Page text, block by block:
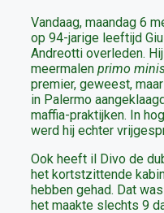
Vandaag, maandag 6
op 94-jarige leeftijd
Andreotti overleden.
meermalen primo
premier, geweest,
in Palermo
maffia-praktijken. In
werd hij echter
Ook heeft il Divo de
het kortstzittende
hebben gehad. Dat
het maakte slechts 9